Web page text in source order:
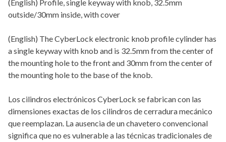
(English) Profile, single keyway with knob, 32.5mm
outside/30mm inside, with cover
(English) The CyberLock electronic knob profile cylinder has
a single keyway with knob and is 32.5mm from the center of
the mounting hole to the front and 30mm from the center of
the mounting hole to the base of the knob.
Los cilindros electrónicos CyberLock se fabrican con las
dimensiones exactas de los cilindros de cerradura mecánico
que reemplazan. La ausencia de un chavetero convencional
significa que no es vulnerable a las técnicas tradicionales de